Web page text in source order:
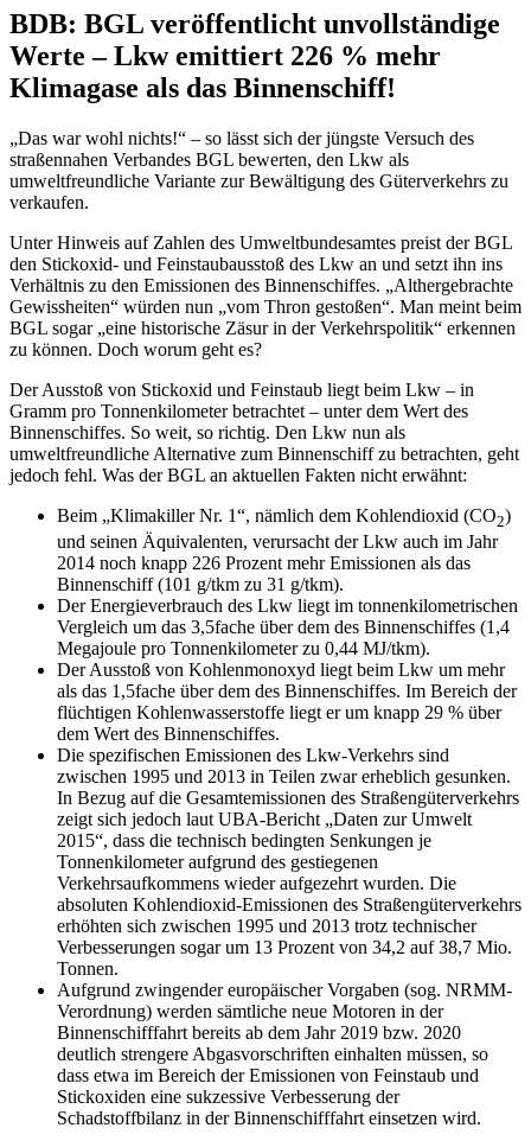
BDB: BGL veröffentlicht unvollständige
Werte – Lkw emittiert 226 % mehr
Klimagase als das Binnenschiff!
„Das war wohl nichts!“ – so lässt sich der jüngste Versuch des
straßennahen Verbandes BGL bewerten, den Lkw als
umweltfreundliche Variante zur Bewältigung des Güterverkehrs zu
verkaufen.
Unter Hinweis auf Zahlen des Umweltbundesamtes preist der BGL
den Stickoxid- und Feinstaubausstoß des Lkw an und setzt ihn ins
Verhältnis zu den Emissionen des Binnenschiffes. „Althergebrachte
Gewissheiten“ würden nun „vom Thron gestoßen“. Man meint beim
BGL sogar „eine historische Zäsur in der Verkehrspolitik“ erkennen
zu können. Doch worum geht es?
Der Ausstoß von Stickoxid und Feinstaub liegt beim Lkw – in
Gramm pro Tonnenkilometer betrachtet – unter dem Wert des
Binnenschiffes. So weit, so richtig. Den Lkw nun als
umweltfreundliche Alternative zum Binnenschiff zu betrachten, geht
jedoch fehl. Was der BGL an aktuellen Fakten nicht erwähnt:
Beim „Klimakiller Nr. 1“, nämlich dem Kohlendioxid (CO2)
und seinen Äquivalenten, verursacht der Lkw auch im Jahr
2014 noch knapp 226 Prozent mehr Emissionen als das
Binnenschiff (101 g/tkm zu 31 g/tkm).
Der Energieverbrauch des Lkw liegt im tonnenkilometrischen
Vergleich um das 3,5fache über dem des Binnenschiffes (1,4
Megajoule pro Tonnenkilometer zu 0,44 MJ/tkm).
Der Ausstoß von Kohlenmonoxyd liegt beim Lkw um mehr
als das 1,5fache über dem des Binnenschiffes. Im Bereich der
flüchtigen Kohlenwasserstoffe liegt er um knapp 29 % über
dem Wert des Binnenschiffes.
Die spezifischen Emissionen des Lkw-Verkehrs sind
zwischen 1995 und 2013 in Teilen zwar erheblich gesunken.
In Bezug auf die Gesamtemissionen des Straßengüterverkehrs
zeigt sich jedoch laut UBA-Bericht „Daten zur Umwelt
2015“, dass die technisch bedingten Senkungen je
Tonnenkilometer aufgrund des gestiegenen
Verkehrsaufkommens wieder aufgezehrt wurden. Die
absoluten Kohlendioxid-Emissionen des Straßengüterverkehrs
erhöhten sich zwischen 1995 und 2013 trotz technischer
Verbesserungen sogar um 13 Prozent von 34,2 auf 38,7 Mio.
Tonnen.
Aufgrund zwingender europäischer Vorgaben (sog. NRMM-
Verordnung) werden sämtliche neue Motoren in der
Binnenschifffahrt bereits ab dem Jahr 2019 bzw. 2020
deutlich strengere Abgasvorschriften einhalten müssen, so
dass etwa im Bereich der Emissionen von Feinstaub und
Stickoxiden eine sukzessive Verbesserung der
Schadstoffbilanz in der Binnenschifffahrt einsetzen wird.